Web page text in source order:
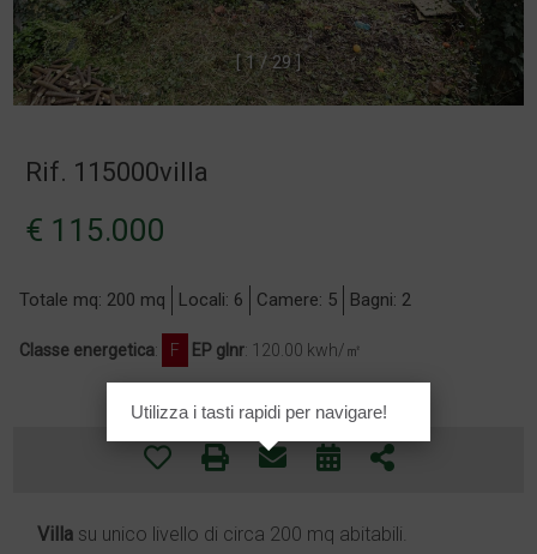
[ 1 / 29 ]
Rif. 115000villa
€ 115.000
Totale mq: 200 mq Locali: 6 Camere: 5 Bagni: 2
Classe energetica: F EP glnr: 120.00 kwh/㎡
Villa su unico livello di circa 200 mq abitabili.
Utilizza i tasti rapidi per navigare!